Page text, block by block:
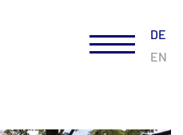
DE
EN